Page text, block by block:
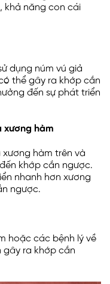
khả năng con cái
dụng núm vú giả
thể gây ra khớp cắn
đến sự phát triển
xương hàm
hàm trên và
khớp cắn ngược.
nhanh hơn xương
ngược.
hoặc các bệnh lý về
gây ra khớp cắn